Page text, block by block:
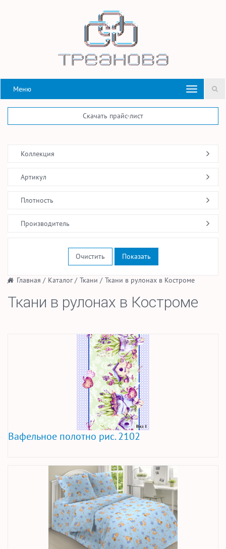
Меню
Скачать прайс-лист
/ Главная / Каталог/ Ткани / Ткани в рулонах в Костроме
Ткани в рулонах в Костроме
Вафельное полотно рис. 2102
Коллекция
Артикул
Плотность
Производитель
Очистить